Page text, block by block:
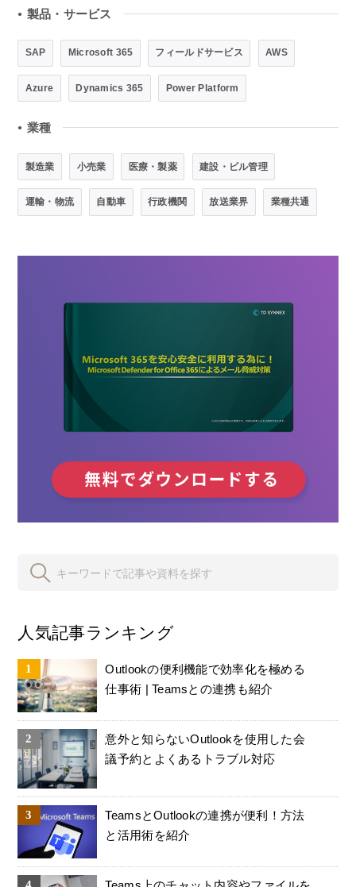
● 製品・サービス
SAP Microsoft 365 フィールドサービス AWS
Azure Dynamics 365 Power Platform
● 業種
製造業 小売業 医療・製薬 建設・ビル管理
運輸・物流 自動車 行政機関 放送業界 業種共通
人気記事ランキング
Outlookの便利機能で効率化を極める
仕事術 | Teamsとの連携も紹介
意外と知らないOutlookを使用した会
議予約とよくあるトラブル対応
TeamsとOutlookの連携が便利！方法
と活用術を紹介